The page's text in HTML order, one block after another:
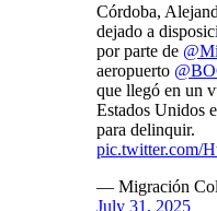
Córdoba,
dejado a
por parte de
aeropuerto
que llegó en un
Estados Unidos
para delinquir.
pic.twitter.com/
— Migración
July 31, 2025